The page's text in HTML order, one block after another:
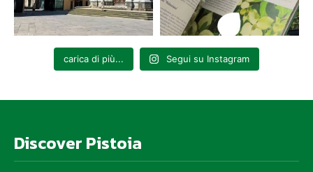
carica di più... Segui su Instagram
Discover Pistoia